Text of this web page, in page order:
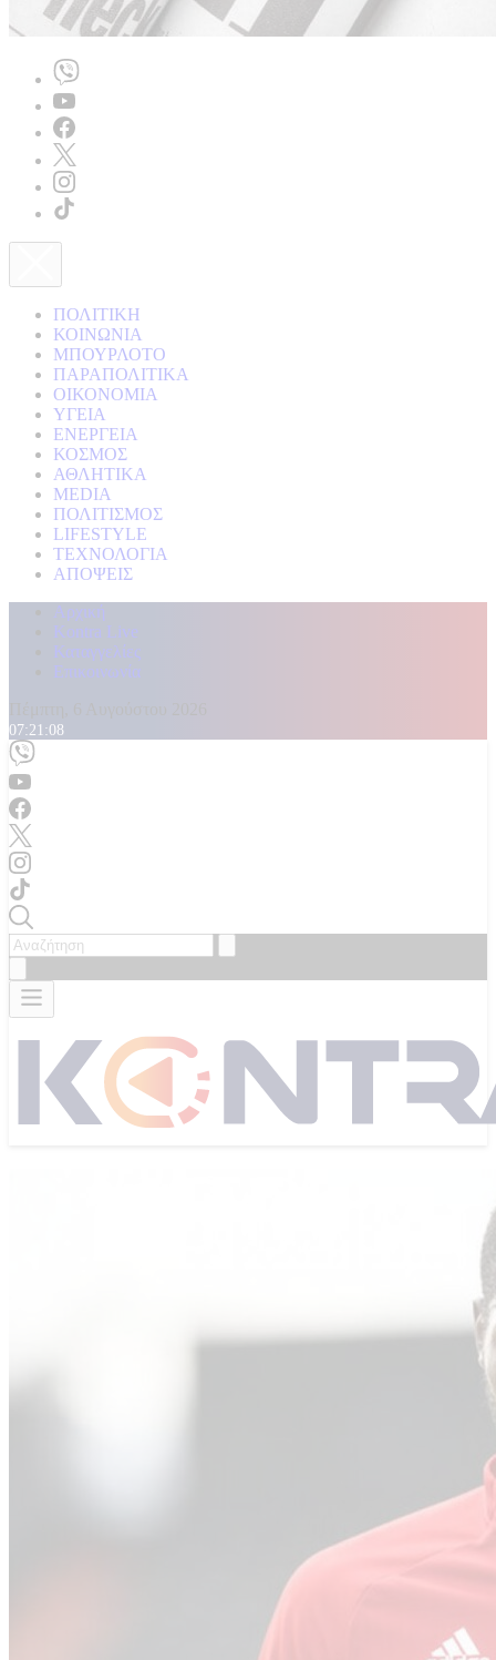
ΠΟΛΙΤΙΚΗ
ΚΟΙΝΩΝΙΑ
ΜΠΟΥΡΛΟΤΟ
ΠΑΡΑΠΟΛΙΤΙΚΑ
ΟΙΚΟΝΟΜΙΑ
ΥΓΕΙΑ
ΕΝΕΡΓΕΙΑ
ΚΟΣΜΟΣ
ΑΘΛΗΤΙΚΑ
MEDIA
ΠΟΛΙΤΙΣΜΟΣ
LIFESTYLE
ΤΕΧΝΟΛΟΓΙΑ
ΑΠΟΨΕΙΣ
Αρχική
Kontra Live
Καταγγελίες
Επικοινωνία
07:21:08